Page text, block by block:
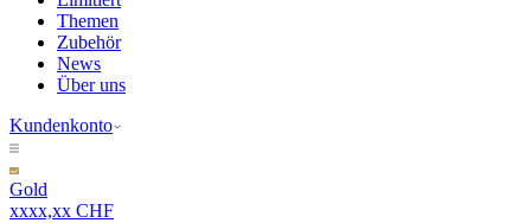
Themen
Zubehör
News
Über uns
Kundenkonto
Gold
xxxx,xx CHF